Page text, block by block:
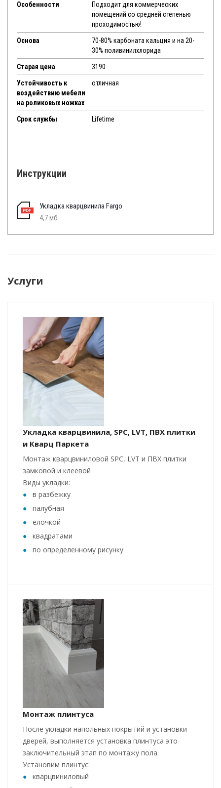
Особенности
Подходит для коммерческих
помещений со средней степенью
проходимостью!
Основа
70-80% карбоната кальция и на 20-
30% поливинилхлорида
Старая цена 3190
Устойчивость к
воздействию мебели
на роликовых ножках
отличная
Срок службы Lifetime
Инструкции
Укладка кварцвинила Fargo
4,7 мб
Услуги
Укладка кварцвинила, SPC, LVT, ПВХ плитки
и Кварц Паркета
Монтаж кварцвиниловой SPC, LVT и ПВХ плитки
замковой и клеевой
Виды укладки:
в разбежку
палубная
ёлочкой
квадратами
по определенному рисунку
Монтаж плинтуса
После укладки напольных покрытий и установки
дверей, выполняется установка плинтуса это
заключительный этап по монтажу пола.
Установим плинтус:
кварцвиниловый